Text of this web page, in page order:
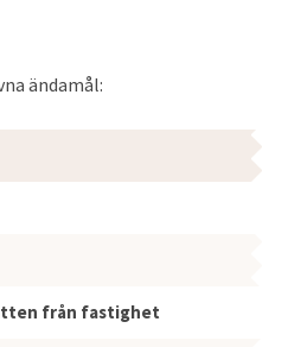
ändamål:
för nedan angivna
från fastighet